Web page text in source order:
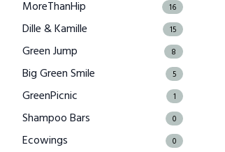
MoreThanHip 16
Dille & Kamille 15
Green Jump 8
Big Green Smile 5
GreenPicnic 1
Shampoo Bars 0
Ecowings 0